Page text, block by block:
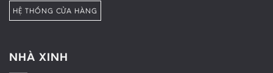
HỆ THỐNG CỬA HÀNG
NHÀ XINH